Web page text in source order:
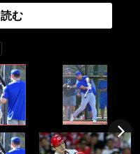
む